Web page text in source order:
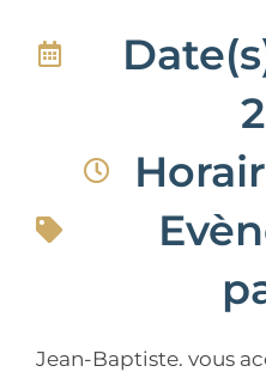
Jean-Baptiste. vous